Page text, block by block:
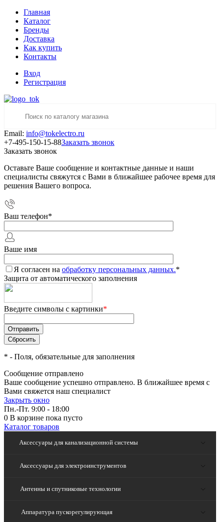
Главная
Каталог
Бренды
Доставка
Как купить
Контакты
Вход
Регистрация
Email: info@tokelectro.ru
+7-495-150-15-88Заказать звонок
Заказать звонок
Оставьте Ваше сообщение и контактные данные и наши
специалисты свяжутся с Вами в ближайшее рабочее время для
решения Вашего вопроса.
Ваш телефон*
Ваше имя
Я согласен на обработку персональных данных.*
Защита от автоматического заполнения
Введите символы с картинки*
* - Поля, обязательные для заполнения
Сообщение отправлено
Ваше сообщение успешно отправлено. В ближайшее время с
Вами свяжется наш специалист
Закрыть окно
Пн.-Пт. 9:00 - 18:00
0 В корзине пока пусто
Каталог товаров
Аксессуары для канализационной системы
Аксессуары для электроинструментов
Антенны и спутниковые технологии
Аппаратура пускорегулирующая